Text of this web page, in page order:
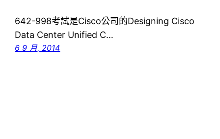
642-998考試是Cisco公司的Designing Cisco
Data Center Unified C…
6 9 月, 2014